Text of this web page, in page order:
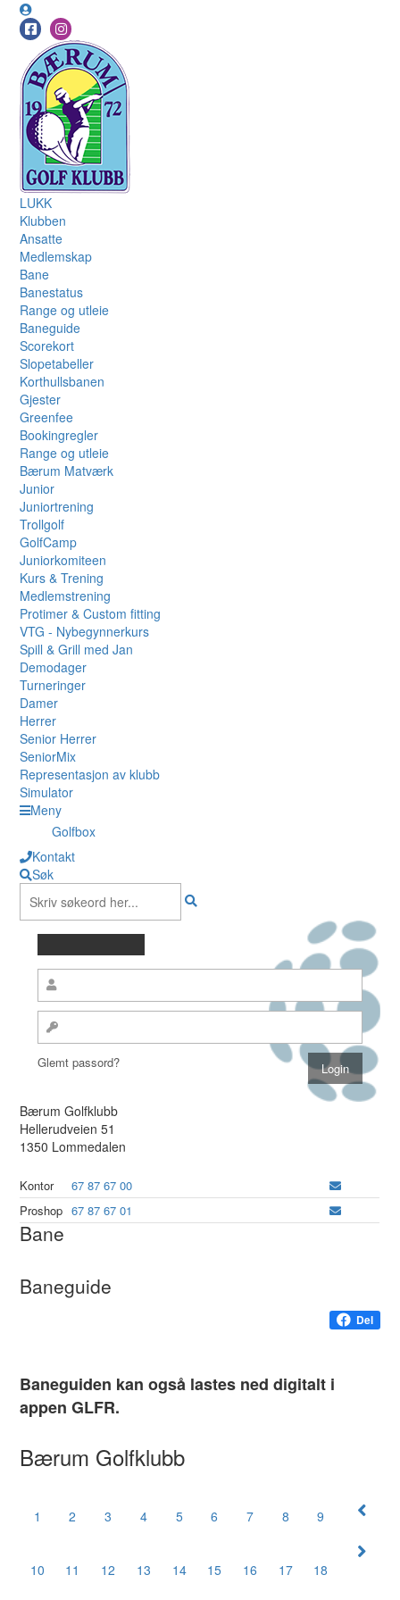
LUKK
Klubben
Ansatte
Medlemskap
Bane
Banestatus
Range og utleie
Baneguide
Scorekort
Slopetabeller
Korthullsbanen
Gjester
Greenfee
Bookingregler
Range og utleie
Bærum Matværk
Junior
Juniortrening
Trollgolf
GolfCamp
Juniorkomiteen
Kurs & Trening
Medlemstrening
Protimer & Custom fitting
VTG - Nybegynnerkurs
Spill & Grill med Jan
Demodager
Turneringer
Damer
Herrer
Senior Herrer
SeniorMix
Representasjon av klubb
Simulator
Meny
Golfbox
Kontakt
Søk
Glemt passord?
Bærum Golfklubb
Hellerudveien 51
1350 Lommedalen
Kontor
67 87 67 00
Proshop 67 87 67 01
Bane
Baneguide
Del
Baneguiden kan også lastes ned digitalt i
appen GLFR.
Bærum Golfklubb
1 2 3 4 5 6 7 8 9
10 11 12 13 14 15 16 17 18